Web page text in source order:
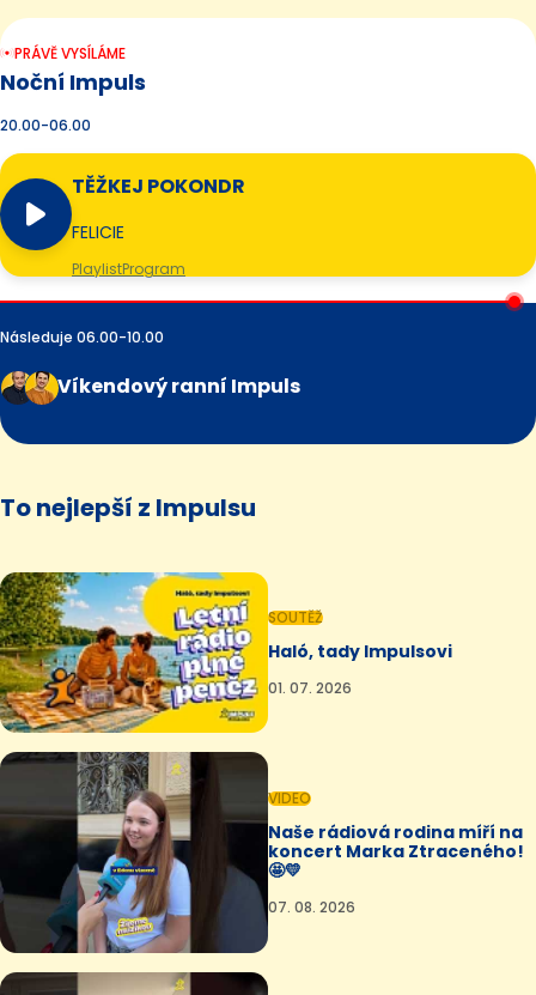
PRÁVĚ VYSÍLÁME
Noční Impuls
20.00-06.00
TĚŽKEJ POKONDR
FELICIE
PlaylistProgram
Následuje 06.00-10.00
Víkendový ranní Impuls
To nejlepší z Impulsu
SOUTĚŽ
Haló, tady Impulsovi
01. 07. 2026
VIDEO
Naše rádiová rodina míří na
koncert Marka Ztraceného!
🤩💛
07. 08. 2026